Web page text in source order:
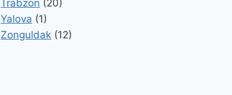
Trabzon (20)
Yalova (1)
Zonguldak (12)